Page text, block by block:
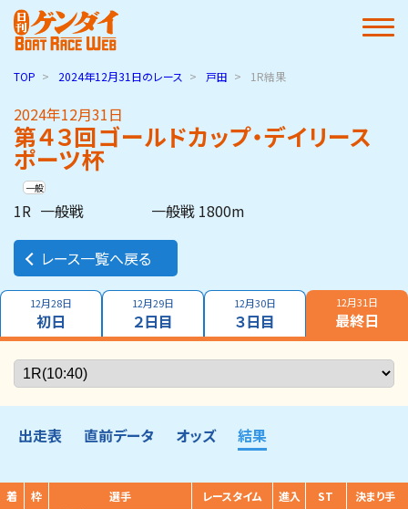
TOP 2024年12月31日のレース 戸田 1R結果
2024年12月31日
第４３回ゴールドカップ・デイリース
ポーツ杯
一般
1R 一般戦 一般戦 1800m
レース一覧へ戻る
12月28日
初日
12月29日
２日目
12月30日
３日目
12月31日
最終日
出走表 直前データ オッズ 結果
着 枠 選手 レースタイム 進入 ST 決まり手